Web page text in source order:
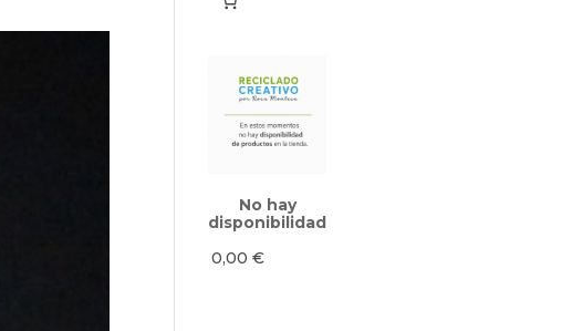
No hay
disponibilidad
0,00€